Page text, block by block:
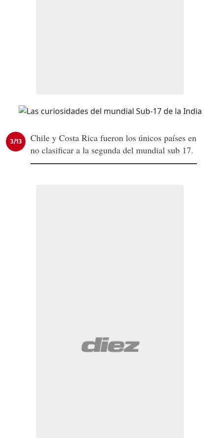
3/13
Chile y Costa Rica fueron los únicos países en
no clasificar a la segunda del mundial sub 17.